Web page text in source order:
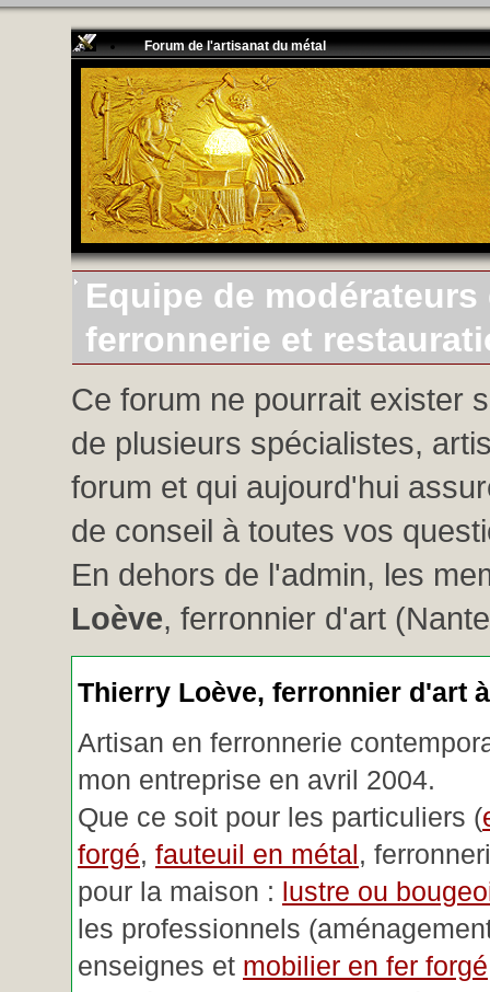
Forum de l'artisanat du métal
Equipe de
ferronnerie et
Ce forum ne pourrait exister
de plusieurs spécialistes,
forum et qui aujourd'hui
de conseil à toutes vos
En dehors de l'admin, les
Loève, ferronnier d'art
Thierry Loève, ferronnier d'art
Artisan en ferronnerie
mon entreprise en avril 2004.
Que ce soit pour les particuliers (
forgé, fauteuil en métal,
pour la maison : lustre ou
les professionnels
enseignes et mobilier en fer forgé